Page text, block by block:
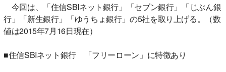
今回は、「住信SBIネット銀行」「セブン銀行」「じぶん銀
行」「新生銀行」「ゆうちょ銀行」の5社を取り上げる。（数
値は2015年7月16日現在）
■住信SBIネット銀行 「フリーローン」に特徴あり